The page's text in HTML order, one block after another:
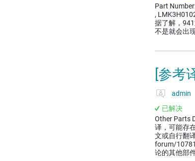
Part
,
据了解，
不是就会出
[参考
admin
已解决
Other Parts
译，可能存
文或自行翻
forum/
论的其他部